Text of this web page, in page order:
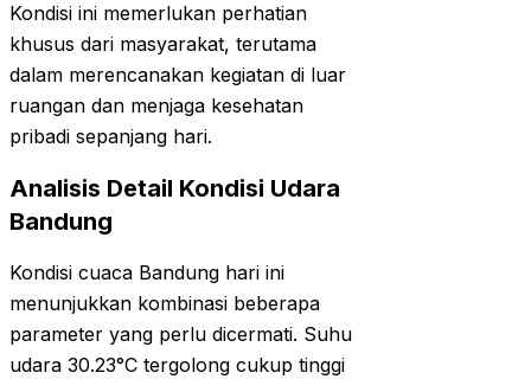
Kondisi ini memerlukan perhatian
khusus dari masyarakat, terutama
dalam merencanakan kegiatan di luar
ruangan dan menjaga kesehatan
pribadi sepanjang hari.
Analisis Detail Kondisi Udara
Bandung
Kondisi cuaca Bandung hari ini
menunjukkan kombinasi beberapa
parameter yang perlu dicermati. Suhu
udara 30.23°C tergolong cukup tinggi